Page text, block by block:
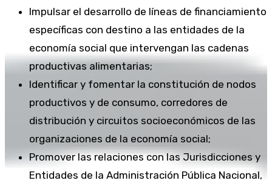
Impulsar el desarrollo de líneas de financiamiento
específicas con destino a las entidades de la
economía social que intervengan las cadenas
productivas alimentarias;
Identificar y fomentar la constitución de nodos
productivos y de consumo, corredores de
distribución y circuitos socioeconómicos de las
organizaciones de la economía social;
Promover las relaciones con las Jurisdicciones y
Entidades de la Administración Pública Nacional,